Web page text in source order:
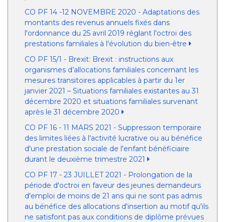
CO PF 14 -12 NOVEMBRE 2020 - Adaptations des
montants des revenus annuels fixés dans
l'ordonnance du 25 avril 2019 réglant l'octroi des
prestations familiales à l'évolution du bien-être
CO PF 15/1 - Brexit: Brexit : instructions aux
organismes d’allocations familiales concernant les
mesures transitoires applicables à partir du 1er
janvier 2021 – Situations familiales existantes au 31
décembre 2020 et situations familiales survenant
après le 31 décembre 2020
CO PF 16 - 11 MARS 2021 - Suppression temporaire
des limites liées à l'activité lucrative ou au bénéfice
d'une prestation sociale de l'enfant bénéficiaire
durant le deuxième trimestre 2021
CO PF 17 - 23 JUILLET 2021 - Prolongation de la
période d'octroi en faveur des jeunes demandeurs
d'emploi de moins de 21 ans qui ne sont pas admis
au bénéfice des allocations d'insertion au motif qu'ils
ne satisfont pas aux conditions de diplôme prévues